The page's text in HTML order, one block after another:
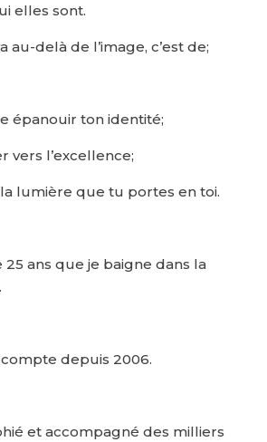
elles sont.
au-delà de l’image, c’est de;
épanouir ton identité;
vers l’excellence;
lumière que tu portes en toi.
25 ans que je baigne dans la
depuis 2006.
et accompagné des milliers